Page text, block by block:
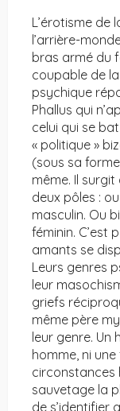
L’érotisme de
l’arrière-
bras armé du
coupable de
psychique
Phallus qui
celui qui se
« politique »
(sous sa
même. Il
deux pôles :
masculin. Ou
féminin. C’est
amants se
Leurs genres
leur
griefs
même père
leur genre. Un
homme, ni
circonstances
sauvetage la
de s’identifier